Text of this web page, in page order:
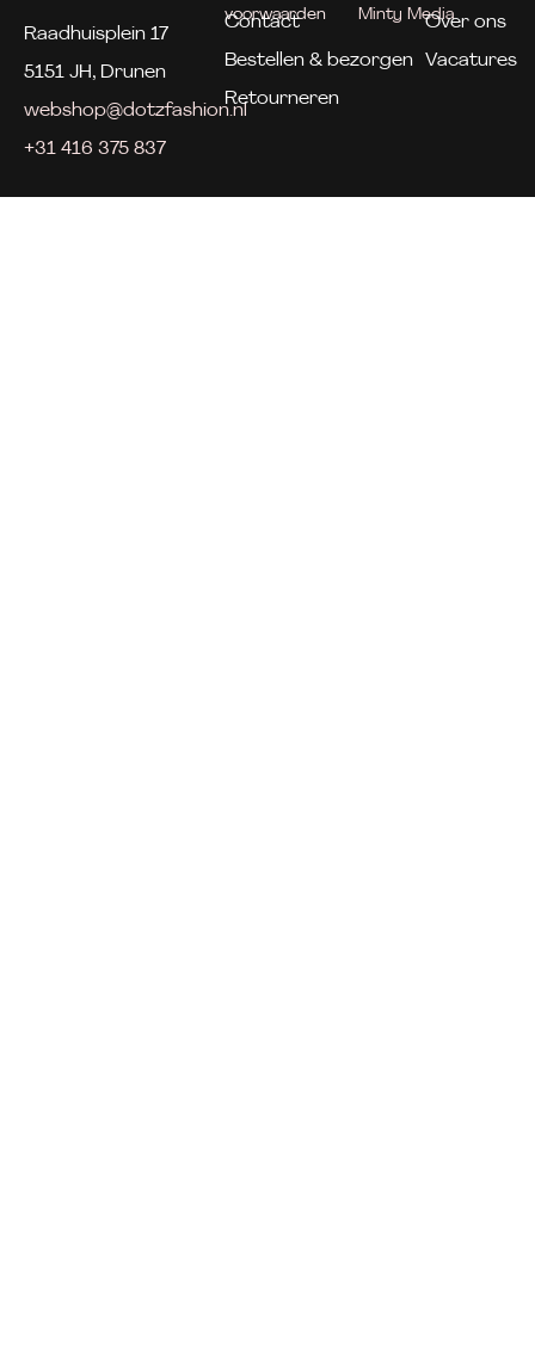
Raadhuisplein 17
5151 JH, Drunen
webshop@dotzfashion.nl
+31 416 375 837
Contact
Bestellen & bezorgen
Retourneren
Over ons
Vacatures
voorwaarden
Minty Media